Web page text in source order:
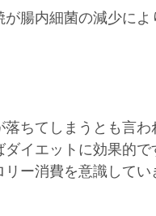
腸内細菌の減少に
ちてしまうとも言わ
イエットに効果的で
ー消費を意識してい